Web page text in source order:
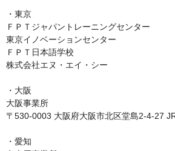
・東京
ＦＰＴジャパントレーニングセンター
東京イノベーションセンター
ＦＰＴ日本語学校
株式会社エヌ・エイ・シー
・大阪
大阪事業所
〒530-0003 大阪府大阪市北区堂島2-4-27
・愛知